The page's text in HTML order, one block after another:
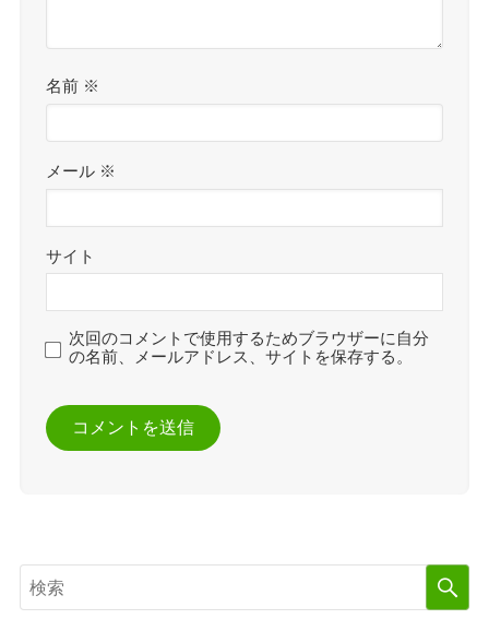
名前 ※
メール ※
サイト
次回のコメントで使用するためブラウザーに自分
の名前、メールアドレス、サイトを保存する。